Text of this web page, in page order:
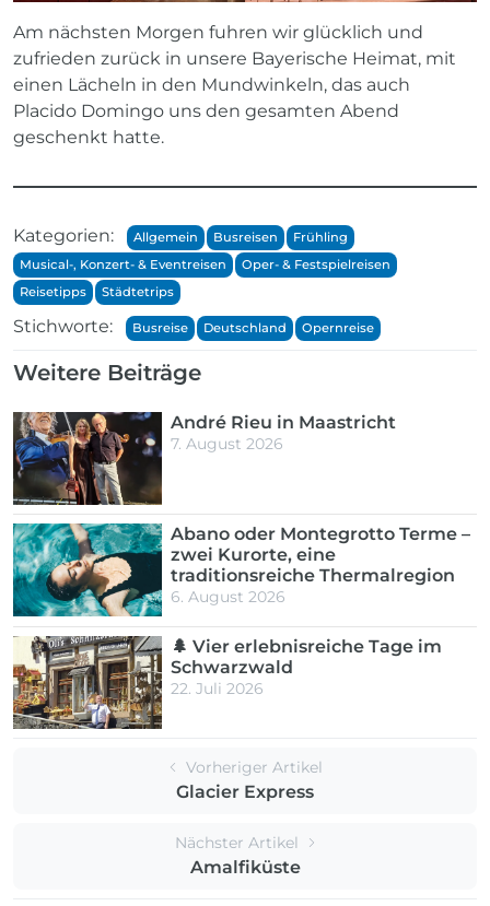
Am nächsten Morgen fuhren wir glücklich und
zufrieden zurück in unsere Bayerische Heimat, mit
einen Lächeln in den Mundwinkeln, das auch
Placido Domingo uns den gesamten Abend
geschenkt hatte.
Kategorien: Allgemein Busreisen
Frühling
Musical-, Konzert- & Eventreisen
Oper- & Festspielreisen
Reisetipps
Städtetrips
Stichworte: Busreise Deutschland Opernreise
Weitere Beiträge
André Rieu in Maastricht
7. August 2026
Abano oder Montegrotto Terme –
zwei Kurorte, eine
traditionsreiche Thermalregion
6. August 2026
🌲 Vier erlebnisreiche Tage im
Schwarzwald
22. Juli 2026
Vorheriger Artikel
Glacier Express
Nächster Artikel
Amalfiküste